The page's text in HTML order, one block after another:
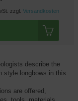
zzgl. Versandkosten
describe the
style longbows in this
are offered,